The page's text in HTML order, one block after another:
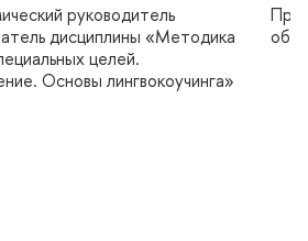
руководитель
дисциплины «Методика
целей.
Основы лингвокоучинга»